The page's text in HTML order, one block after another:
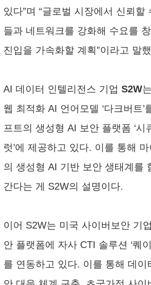
있다”며 “글로벌 시장에서 신뢰할
들과 네트워크를 강화해 수요를
진입을 가속화할 계획”이라고 말
AI 데이터 인텔리전스 기업 S2W
웹 최적화 AI 언어모델 ‘다크버트’
프트의 생성형 AI 보안 플랫폼 ‘시
럿’에 제공하고 있다. 이를 통해
의 생성형 AI 기반 보안 생태계를
간다는 게 S2W의 설명이다.
이어 S2W는 미국 사이버보안 기
안 플랫폼에 자사 CTI 솔루션 ‘퀘
를 연동하고 있다. 이를 통해 데이